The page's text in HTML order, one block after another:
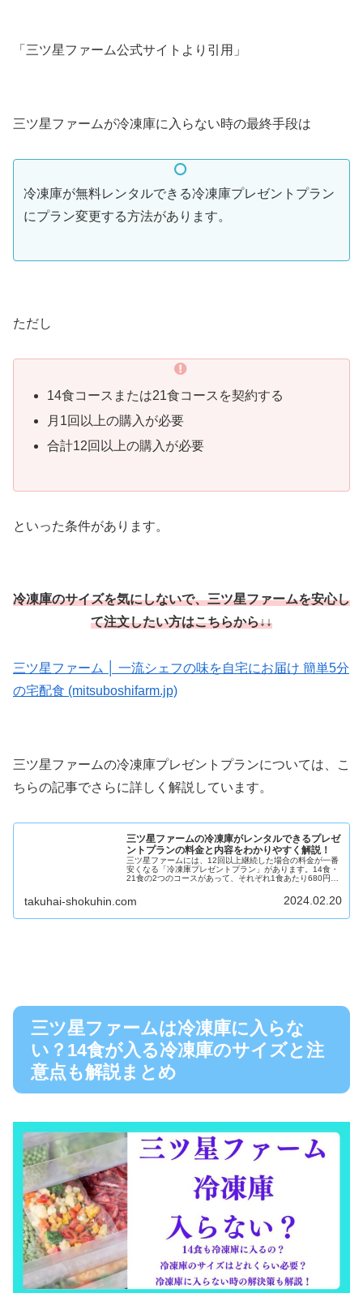
「三ツ星ファーム公式サイトより引用」
三ツ星ファームが冷凍庫に入らない時の最終手段は
冷凍庫が無料レンタルできる冷凍庫プレゼントプラン
にプラン変更する方法があります。
ただし
14食コースまたは21食コースを契約する
月1回以上の購入が必要
合計12回以上の購入が必要
といった条件があります。
冷凍庫のサイズを気にしないで、三ツ星ファームを安心し
て注文したい方はこちらから↓↓
三ツ星ファーム │ 一流シェフの味を自宅にお届け 簡単5分
の宅配食 (mitsuboshifarm.jp)
三ツ星ファームの冷凍庫プレゼントプランについては、こ
ちらの記事でさらに詳しく解説しています。
三ツ星ファームの冷凍庫がレンタルできるプレゼ
ントプランの料金と内容をわかりやすく解説！
三ツ星ファームには、12回以上継続した場合の料金が一番
安くなる「冷凍庫プレゼントプラン」があります。14食・
21食の2つのコースがあって、それぞれ1食あたり680円・
takuhai-shokuhin.com 2024.02.20
三ツ星ファームは冷凍庫に入らな
い？14食が入る冷凍庫のサイズと注
意点も解説まとめ